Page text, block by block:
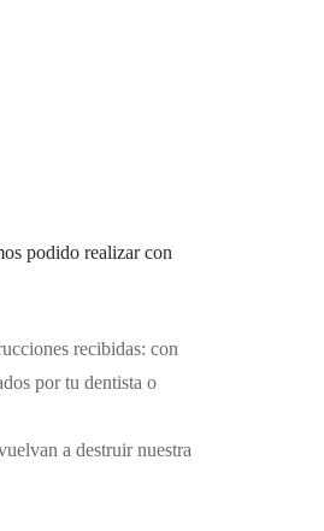
podido realizar con
recibidas: con
por tu dentista o
a destruir nuestra